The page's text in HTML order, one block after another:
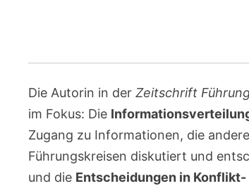
Die Autorin in derZeitschrift
im Fokus: Die
Zugang zu Informationen, die
Führungskreisen diskutiert und
und die Entscheidungen in